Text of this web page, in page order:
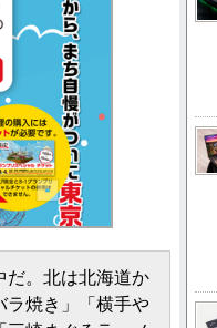
だ。北は北海道か
ラ焼き」「横手や